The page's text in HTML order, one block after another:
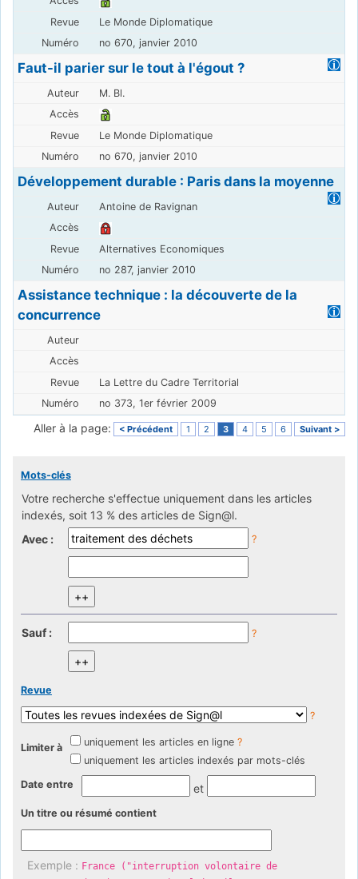
Le Monde Diplomatique
no 670, janvier 2010
Faut-il parier sur le tout à l'égout ?
M. Bl.
Le Monde Diplomatique
no 670, janvier 2010
Développement durable : Paris dans la moyenne
Antoine de Ravignan
Alternatives Economiques
no 287, janvier 2010
Assistance technique : la découverte de la
concurrence
La Lettre du Cadre Territorial
no 373, 1er février 2009
Aller à la page: < Précédent 1 2 3 4 5 6 Suivant >
Mots-clés
Votre recherche s'effectue uniquement dans les articles
indexés, soit 13 % des articles de Sign@l.
Avec :
?
Sauf : ?
Revue
?
Limiter à uniquement les articles en ligne ?
uniquement les articles indexés par mots-clés
Date entre et
Un titre ou résumé contient
Exemple : France ("interruption volontaire de